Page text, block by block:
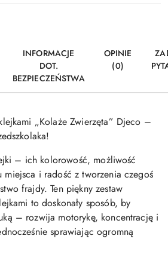
INFORMACJE
DOT.
BEZPIECZEŃSTWA
OPINIE
(0)
„Kolaże Zwierzęta” Djeco –
– ich kolorowość, możliwość
miejsca i radość z tworzenia czegoś
frajdy. Ten piękny zestaw
to doskonały sposób, by
– rozwija motorykę, koncentrację i
sprawiając ogromną